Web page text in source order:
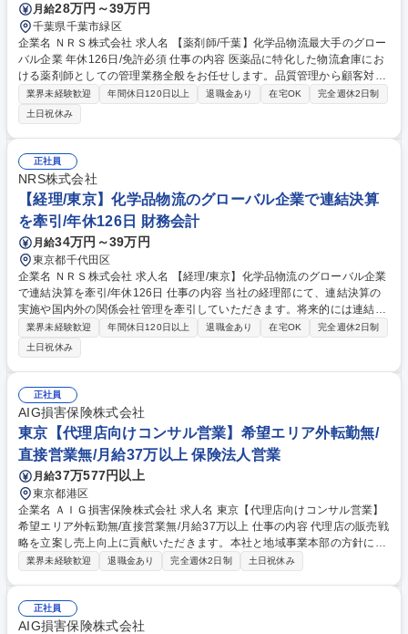
月給28万円～39万円
千葉県千葉市緑区
企業名 ＮＲＳ株式会社 求人名 【薬剤師/千葉】化学品物流最大手のグロー
バル企業 年休126日/免許必須 仕事の内容 医薬品に特化した物流倉庫にお
ける薬剤師としての管理業務全般をお任せします。品質管理から顧客対応
まで幅広く携わり、安定した物流を支える重要なポジションです。 ■医薬
品関連の品質管理全般 ■顧客、関係先への対応(メール、電話、施設見学の
対応) ■自社システムへの各種入力 ■5S活動(整理・整頓・清掃・清潔・し
つけ)の推進 ※変更の範囲：会社の定める業務 募集職種 【薬剤師/千葉】
化学品物流最大手のグローバル企業 年休126日/免許必須
業界未経験歓迎 年間休日120日以上 退職金あり 在宅OK
完全週休2日制
土日祝休み
正社員
NRS株式会社
【経理/東京】化学品物流のグローバル企業で連結決算
を牽引/年休126日 財務会計
月給34万円～39万円
東京都千代田区
企業名 ＮＲＳ株式会社 求人名 【経理/東京】化学品物流のグローバル企業
で連結決算を牽引/年休126日 仕事の内容 当社の経理部にて、連結決算の
実施や国内外の関係会社管理を牽引していただきます。将来的には連結業
務を軸に経理全般を総括する役割を期待しており、経営基盤の強化に貢献
できるやりがいのある環境です。 ・会計システム(DIVA)を用いた月次・年
次の連結決算、監査対応 ・連結決算体制の正確性向上、業務プロセスやル
ールの見直し・再構築 ・海外子会社の財務管理や指導(売掛・買掛金管
理、税務対応など) ・経営陣への報告、役員会等の各種開示資料作成 ・SA
Pを用いた日常事務、データ収集、次世代人材育成 ※変更の範囲:会社の定
める業務 募集職種 【経理/東京】化学品物流のグローバル企業で連結決算
を牽引/年休126日
業界未経験歓迎 年間休日120日以上 退職金あり 在宅OK
完全週休2日制
土日祝休み
正社員
AIG損害保険株式会社
東京【代理店向けコンサル営業】希望エリア外転勤無/
直接営業無/月給37万以上 保険法人営業
月給37万577円以上
東京都港区
企業名 ＡＩＧ損害保険株式会社 求人名 東京【代理店向けコンサル営業】
希望エリア外転勤無/直接営業無/月給37万以上 仕事の内容 代理店の販売戦
略を立案し売上向上に貢献いただきます。本社と地域事業本部の方針に沿
って戦略や施策を実行します。代理店からの信頼を得て、やりがいと誇り
などもお任せしていきます。保険商品のみならず仕事を通じて幅広く多く
のことを学び、プロフェッショナルに成長できます。 【金融業界ご経験者
業界未経験歓迎 退職金あり 完全週休2日制 土日祝休み
正社員
AIG損害保険株式会社